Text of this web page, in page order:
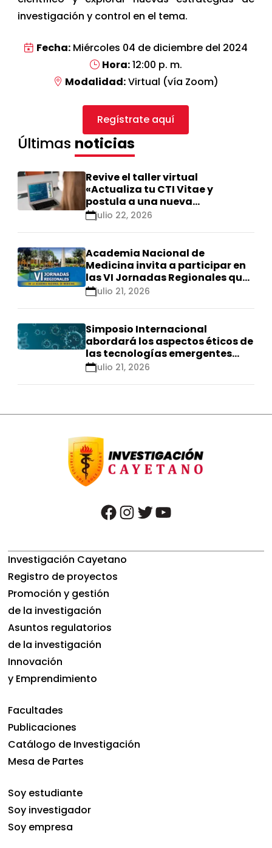
investigación y control en el tema.
Fecha:Miércoles 04 de diciembre del 2024
Hora:12:00 p. m.
Modalidad:Virtual (vía Zoom)
Regístrate aquí
Últimas noticias
Revive el taller virtual
«Actualiza tu CTI Vitae y
postula a una nueva
calificación Renacyt»
julio 22, 2026
Academia Nacional de
Medicina invita a participar en
las VI Jornadas Regionales que
se realizarán en Ica
julio 21, 2026
Simposio Internacional
abordará los aspectos éticos de
las tecnologías emergentes
para el control de
julio 21, 2026
facebook instagram twitter youtube
Investigación Cayetano
Registro de proyectos
Promoción y gestión
de la investigación
Asuntos regulatorios
de la investigación
Innovación
y Emprendimiento
Facultades
Publicaciones
Catálogo de Investigación
Mesa de Partes
Soy estudiante
Soy investigador
Soy empresa